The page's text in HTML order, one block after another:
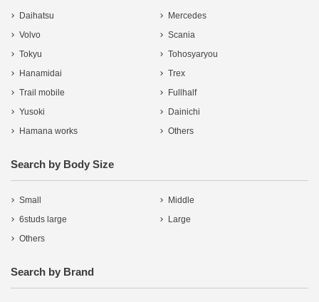
Daihatsu
Mercedes
Volvo
Scania
Tokyu
Tohosyaryou
Hanamidai
Trex
Trail mobile
Fullhalf
Yusoki
Dainichi
Hamana works
Others
Search by Body Size
Small
Middle
6studs large
Large
Others
Search by Brand